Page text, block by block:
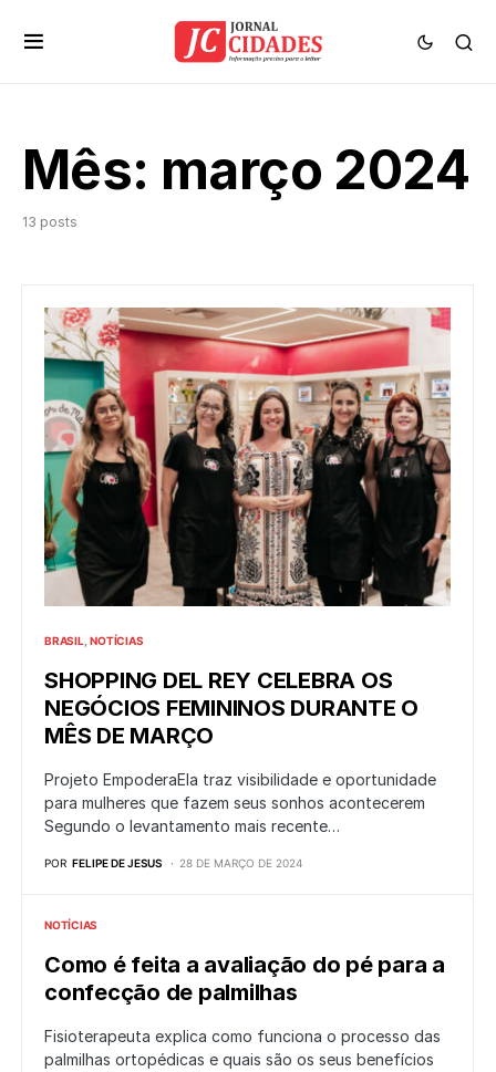
Mês: março 2024
13 posts
BRASIL NOTÍCIAS
SHOPPING DEL REY CELEBRA OS
NEGÓCIOS FEMININOS DURANTE O
MÊS DE MARÇO
Projeto EmpoderaEla traz visibilidade e oportunidade
para mulheres que fazem seus sonhos acontecerem
Segundo o levantamento mais recente…
POR FELIPE DE JESUS 28 DE MARÇO DE 2024
NOTÍCIAS
Como é feita a avaliação do pé para a
confecção de palmilhas
Fisioterapeuta explica como funciona o processo das
palmilhas ortopédicas e quais são os seus benefícios